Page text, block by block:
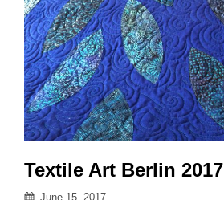
Textile Art Berlin 2017
Posted
June 15, 2017